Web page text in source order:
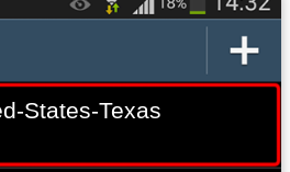
States-Texas